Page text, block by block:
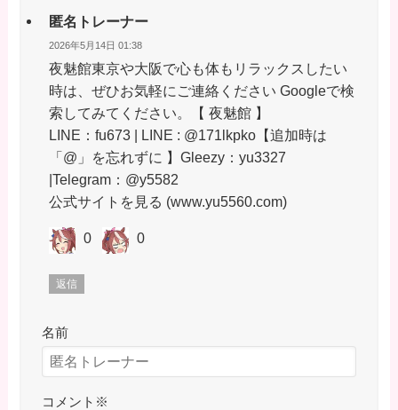
匿名トレーナー
2026年5月14日 01:38
夜魅館東京や大阪で心も体もリラックスしたい
時は、ぜひお気軽にご連絡ください Googleで検
索してみてください。【 夜魅館 】
LINE：fu673 | LINE : @171lkpko【追加時は
「@」を忘れずに 】Gleezy：yu3327
|Telegram：@y5582
公式サイトを見る (www.yu5560.com)
0 0
返信
名前
コメント ※